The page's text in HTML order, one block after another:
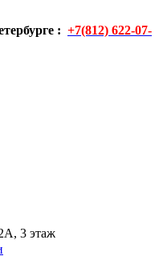
: +7(812) 622-07-
3 этаж